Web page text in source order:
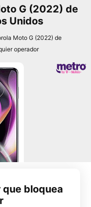
G (2022) de
Unidos
Moto G (2022) de
operador
bloquea